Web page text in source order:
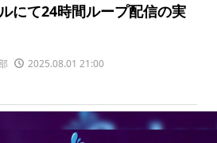
にて24時間ループ配信の実
2025.08.01 21:00